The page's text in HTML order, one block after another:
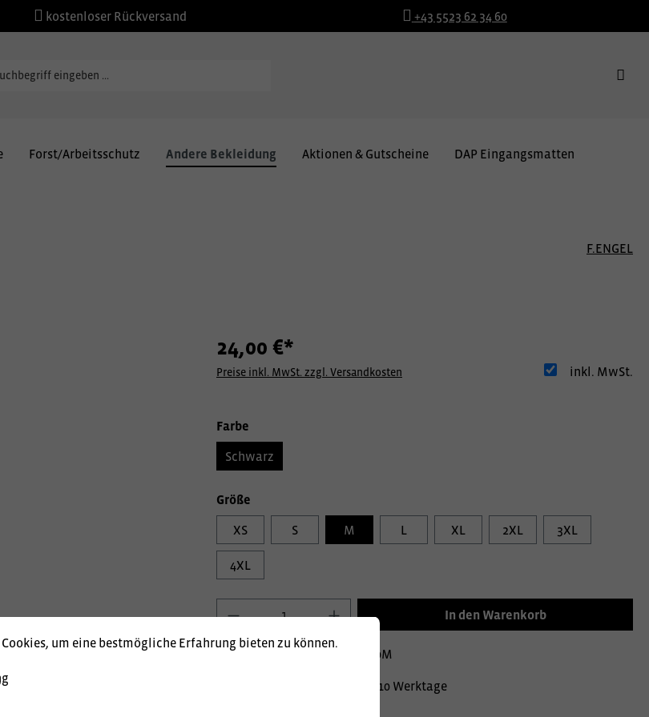
kostenloser Rückversand +43 5523 62 34 60
Forst/Arbeitsschutz Andere Bekleidung Aktionen & Gutscheine DAP Eingangsmatten
F.ENGEL
24,00 €*
inkl. MwSt.
Preise inkl. MwSt. zzgl. Versandkosten
Farbe
Schwarz
Größe
XS S M L XL 2XL 3XL
4XL
In den Warenkorb
Produktnummer: 0200013220M
Lieferzeit ca. 10 Werktage
um eine bestmögliche Erfahrung bieten zu können.